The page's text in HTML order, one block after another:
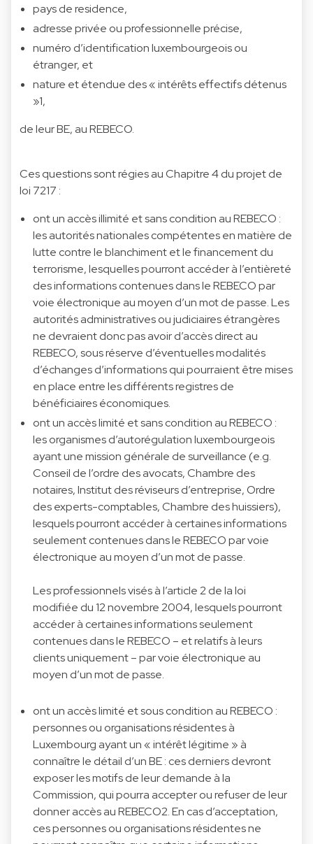
pays de residence,
adresse privée ou professionnelle précise,
numéro d’identification luxembourgeois ou
étranger, et
nature et étendue des « intérêts effectifs détenus
»1,
de leur BE, au REBECO.
Ces questions sont régies au Chapitre 4 du projet de
loi 7217 :
ont un accès illimité et sans condition au REBECO :
les autorités nationales compétentes en matière de
lutte contre le blanchiment et le financement du
terrorisme, lesquelles pourront accéder à l’entièreté
des informations contenues dans le REBECO par
voie électronique au moyen d’un mot de passe. Les
autorités administratives ou judiciaires étrangères
ne devraient donc pas avoir d’accès direct au
REBECO, sous réserve d’éventuelles modalités
d’échanges d’informations qui pourraient être mises
en place entre les différents registres de
bénéficiaires économiques.
ont un accès limité et sans condition au REBECO :
les organismes d’autorégulation luxembourgeois
ayant une mission générale de surveillance (e.g.
Conseil de l’ordre des avocats, Chambre des
notaires, Institut des réviseurs d’entreprise, Ordre
des experts-comptables, Chambre des huissiers),
lesquels pourront accéder à certaines informations
seulement contenues dans le REBECO par voie
électronique au moyen d’un mot de passe.
Les professionnels visés à l’article 2 de la loi
modifiée du 12 novembre 2004, lesquels pourront
accéder à certaines informations seulement
contenues dans le REBECO – et relatifs à leurs
clients uniquement – par voie électronique au
moyen d’un mot de passe.
ont un accès limité et sous condition au REBECO :
personnes ou organisations résidentes à
Luxembourg ayant un « intérêt légitime » à
connaître le détail d’un BE : ces derniers devront
exposer les motifs de leur demande à la
Commission, qui pourra accepter ou refuser de leur
donner accès au REBECO2. En cas d’acceptation,
ces personnes ou organisations résidentes ne